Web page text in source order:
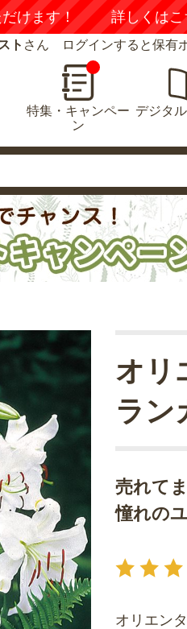
けます！ 詳しくはこ
ト さん ログインすると保有
特集・キャンペー
ン
デジタ
売れて
憧れの
オリ
ラン
オリエン